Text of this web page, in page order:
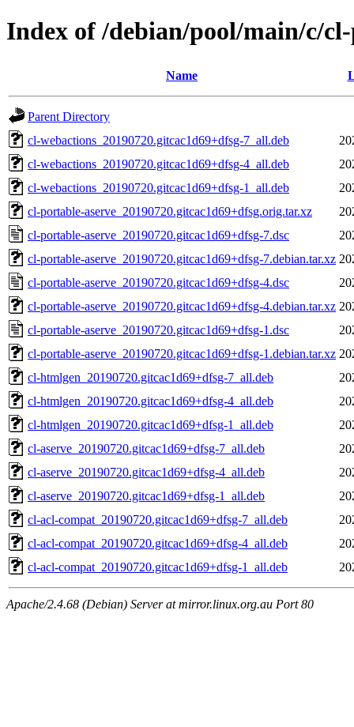
Index of /debian/pool/main/c/
Name
Parent Directory
cl-webactions_20190720.gitcac1d69+dfsg-7_all.deb
cl-webactions_20190720.gitcac1d69+dfsg-4_all.deb
cl-webactions_20190720.gitcac1d69+dfsg-1_all.deb
cl-portable-aserve_20190720.gitcac1d69+dfsg.orig.tar.xz
cl-portable-aserve_20190720.gitcac1d69+dfsg-7.dsc
cl-portable-aserve_20190720.gitcac1d69+dfsg-7.debian.tar.xz
cl-portable-aserve_20190720.gitcac1d69+dfsg-4.dsc
cl-portable-aserve_20190720.gitcac1d69+dfsg-4.debian.tar.xz
cl-portable-aserve_20190720.gitcac1d69+dfsg-1.dsc
cl-portable-aserve_20190720.gitcac1d69+dfsg-1.debian.tar.xz
cl-htmlgen_20190720.gitcac1d69+dfsg-7_all.deb
cl-htmlgen_20190720.gitcac1d69+dfsg-4_all.deb
cl-htmlgen_20190720.gitcac1d69+dfsg-1_all.deb
cl-aserve_20190720.gitcac1d69+dfsg-7_all.deb
cl-aserve_20190720.gitcac1d69+dfsg-4_all.deb
cl-aserve_20190720.gitcac1d69+dfsg-1_all.deb
cl-acl-compat_20190720.gitcac1d69+dfsg-7_all.deb
cl-acl-compat_20190720.gitcac1d69+dfsg-4_all.deb
cl-acl-compat_20190720.gitcac1d69+dfsg-1_all.deb
Apache/2.4.68 (Debian) Server at mirror.linux.org.au Port 80